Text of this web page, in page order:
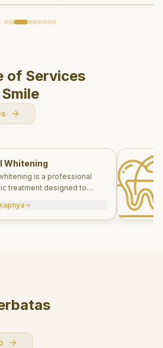
of Services
Whitening
is a professional
treatment designed to